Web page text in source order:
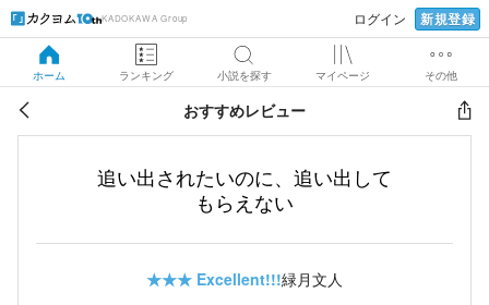
KADOKAWA Group ログイン 新規登録
ホーム ランキング 小説を探す マイページ その他
おすすめレビュー
追い出されたいのに、追い出して
もらえない
★★★ Excellent!!!緑月文人